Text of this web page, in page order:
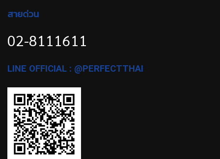
สายด่วน
02-8111611
LINE OFFICIAL : @PERFECTTHAI